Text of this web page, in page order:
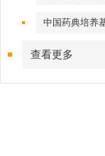
中国药典培养
查看更多